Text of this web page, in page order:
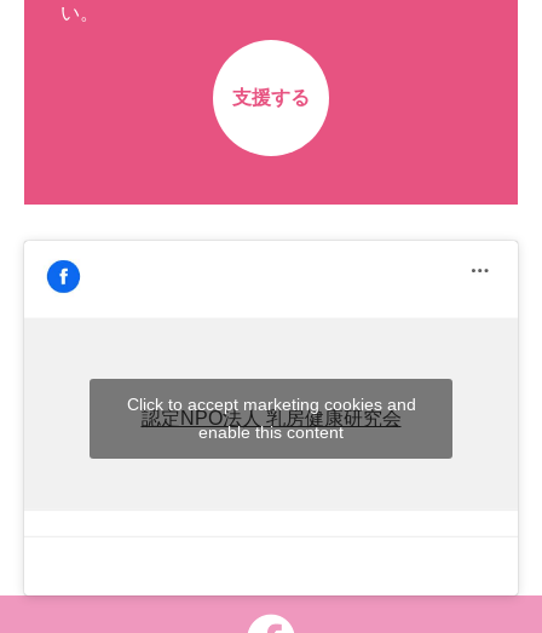
い。
支援する
認定NPO法人 乳房健康研究会
Click to accept marketing cookies and
enable this content